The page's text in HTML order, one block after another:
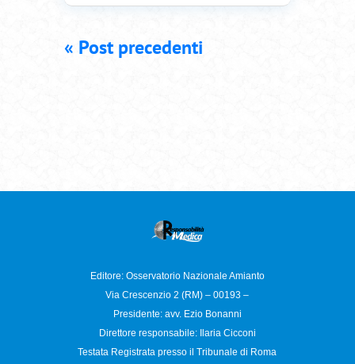
« Post precedenti
Editore: Osservatorio Nazionale Amianto
Via Crescenzio 2 (RM) – 00193 –
Presidente: avv. Ezio Bonanni
Direttore responsabile: Ilaria Cicconi
Testata Registrata presso il Tribunale di Roma